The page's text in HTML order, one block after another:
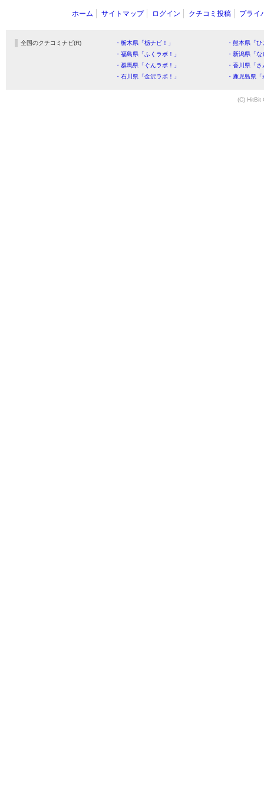
ホーム サイトマップ ログイン クチコミ投稿 プライ
全国のクチコミナビ(R) ・栃木県「栃ナビ！」
・熊本県「
・福島県「ふくラボ！」
・新潟県「
・群馬県「ぐんラボ！」
・香川県「
・石川県「金沢ラボ！」
・鹿児島県
(C) HitBit